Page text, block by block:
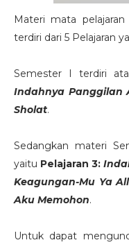
Materi mata
terdiri dari 5 Pelajaran
Semester I terdiri
Indahnya Panggilan
Sholat.
Sedangkan materi
yaitu Pelajaran 3:
Keagungan-Mu Ya
Aku Memohon.
Untuk dapat